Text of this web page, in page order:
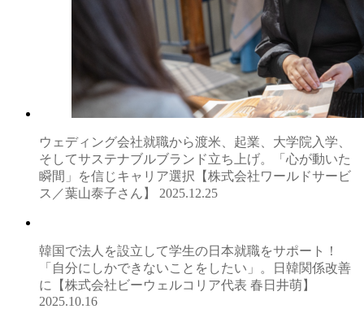
ウェディング会社就職から渡米、起業、大学院入学、
そしてサステナブルブランド立ち上げ。「心が動いた
瞬間」を信じキャリア選択【株式会社ワールドサービ
ス／葉山泰子さん】 2025.12.25
韓国で法人を設立して学生の日本就職をサポート！
「自分にしかできないことをしたい」。日韓関係改善
に【株式会社ビーウェルコリア代表 春日井萌】
2025.10.16